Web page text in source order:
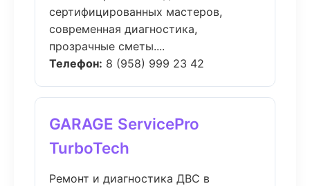
сертифицированных мастеров,
современная диагностика,
прозрачные сметы....
Телефон: 8 (958) 999 23 42
GARAGE ServicePro
TurboTech
Ремонт и диагностика ДВС в